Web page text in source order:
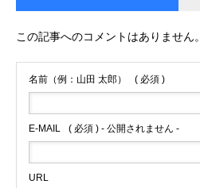
この記事へのコメントはありません。
名前（例：山田 太郎） ( 必須 )
E-MAIL ( 必須 ) - 公開されません -
URL